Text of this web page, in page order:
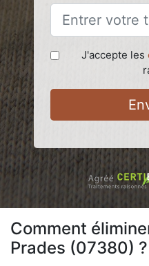
J'accepte les
Comment
Prades (07380) ?